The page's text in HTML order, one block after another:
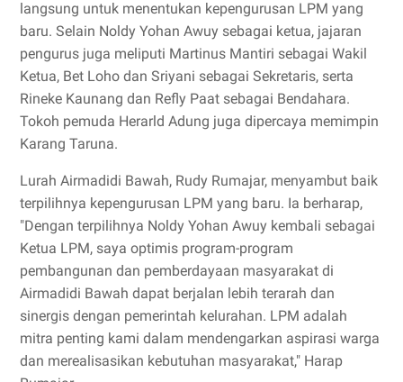
langsung untuk menentukan kepengurusan LPM yang
baru. Selain Noldy Yohan Awuy sebagai ketua, jajaran
pengurus juga meliputi Martinus Mantiri sebagai Wakil
Ketua, Bet Loho dan Sriyani sebagai Sekretaris, serta
Rineke Kaunang dan Refly Paat sebagai Bendahara.
Tokoh pemuda Herarld Adung juga dipercaya memimpin
Karang Taruna.
Lurah Airmadidi Bawah, Rudy Rumajar, menyambut baik
terpilihnya kepengurusan LPM yang baru. Ia berharap,
"Dengan terpilihnya Noldy Yohan Awuy kembali sebagai
Ketua LPM, saya optimis program-program
pembangunan dan pemberdayaan masyarakat di
Airmadidi Bawah dapat berjalan lebih terarah dan
sinergis dengan pemerintah kelurahan. LPM adalah
mitra penting kami dalam mendengarkan aspirasi warga
dan merealisasikan kebutuhan masyarakat," Harap